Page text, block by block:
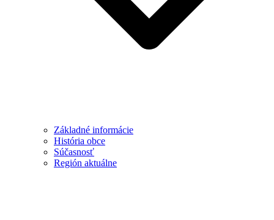
Základné informácie
História obce
Súčasnosť
Región aktuálne